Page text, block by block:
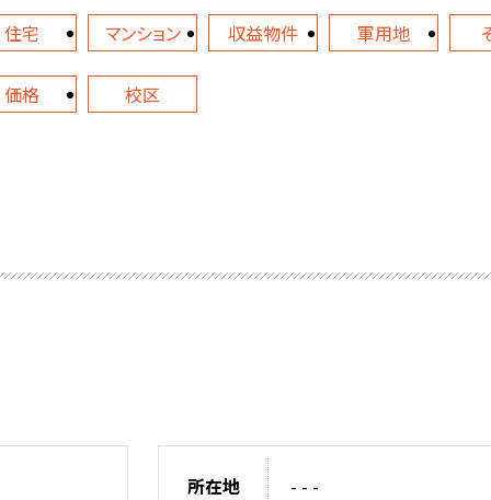
住宅 マンション 収益物件 軍用地
価格 校区
所在地 - - -